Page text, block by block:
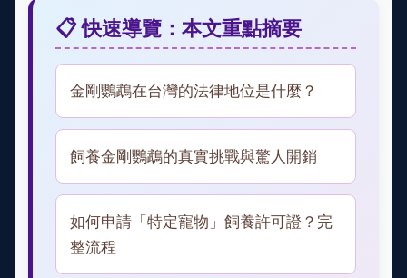
📋 快速導覽：本文重點摘要
金剛鸚鵡在台灣的法律地位是什麼？
飼養金剛鸚鵡的真實挑戰與驚人開銷
如何申請「特定寵物」飼養許可證？完
整流程